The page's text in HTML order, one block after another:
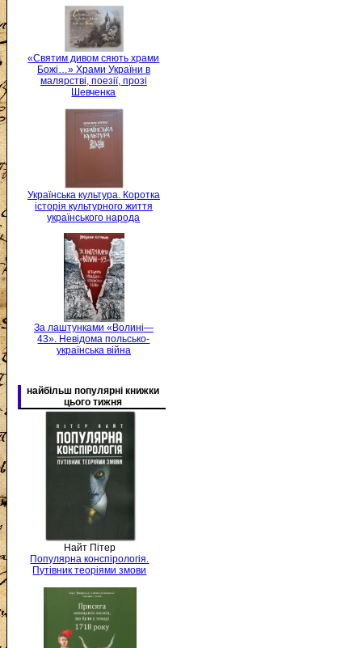
«Святим дивом сяють храми
Божі…» Храми України в
малярстві, поезії, прозі
Шевченка
Українська культура. Коротка
історія культурного життя
українського народа
За лаштунками «Волині—
43». Невідома польсько-
українська війна
найбільш популярні книжки
цього тижня
Найт Пітер
Популярна конспірологія.
Путівник теоріями змови